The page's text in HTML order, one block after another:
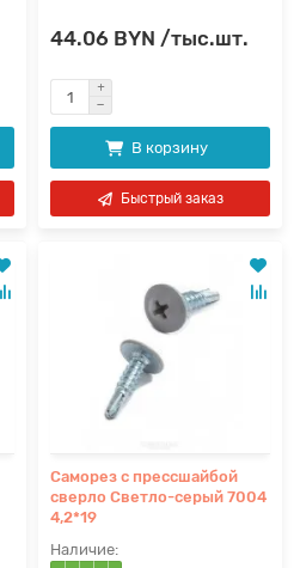
44.06 BYN /тыс.шт.
В корзину
Быстрый заказ
Саморез с прессшайбой
сверло Светло-серый 7004
4,2*19